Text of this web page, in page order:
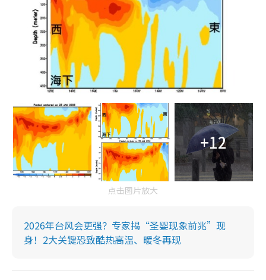
+12
点击图片放大
2026年台风会更强？专家揭“圣婴现象前兆”现
身！2大关键恐致酷热高温、暖冬再现